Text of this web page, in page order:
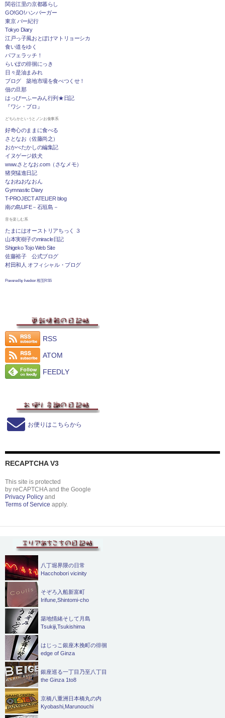
関谷江里の京都暮らし
GO!GO!ハンバーガー
東京 バー紀行
Tokyo Diary
江戸っ子風おとぼけマトリョーシカ
食い道をゆく
パフェラッチ！
らいぽの徘徊にっき
日々是油まみれ
ブログ 築地市場を食べつくせ！
佃の旦那
はっぴーふーみん行列★日記
『ワシ・ブロ』
どちらかというとノンお食事系
好奇心のままに食べる
さとなお（佐藤尚之）
おかべたかしの編集記
イヌゲージ鉄犬
www.さとなお.com（さなメモ）
猪突猛進日記
なおねおなおん
Gymnastic Diary
T-PROJECT ATELIER blog
南の島LIFE－石垣島－
音を楽しむ系
たまにはオーストリアちっく ３
山本実樹子のmiracle日記
Shigeko Tojo Web Site
佐藤裕子 公式ブログ
村田和人 オフィシャル・ブログ
Powered by livedoor 相互RSS
RSS
ATOM
FEEDLY
お便りはこちらから
RECAPTCHA V3
This site is protected
by reCAPTCHA and the Google
Privacy Policy and
Terms of Service apply.
八丁堀界隈の日常
Hacchobori vicinity
そぞろ入船新富町
Irifune,Shintomi-cho
築地情緒そして月島
Tsukiji,Tsukishima
はじっこ銀座木挽町の徘徊
edge of Ginza
銀座巡る一丁目乃至八丁目
the Ginza 1to8
京橋八重洲日本橋丸の内
Kyobashi,Marunouchi